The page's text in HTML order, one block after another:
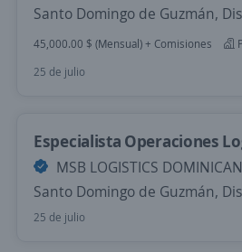
Santo Domingo de Guzmán,
45,000.00 $ (Mensual) + Comisiones
25 de julio
Especialista Operaciones
MSB LOGISTICS
Santo Domingo de Guzmán,
25 de julio